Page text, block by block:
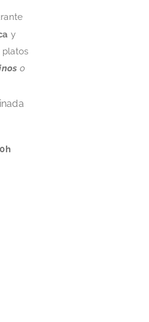
y
platos
o